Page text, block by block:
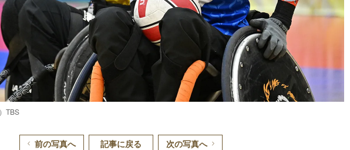
TBS
前の写真へ 記事に戻る 次の写真へ